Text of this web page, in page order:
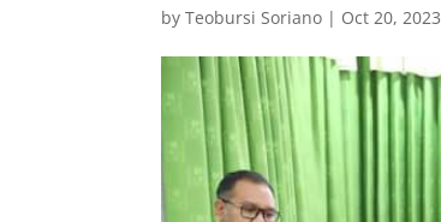
byTeobursi Soriano | Oct 20, 2023